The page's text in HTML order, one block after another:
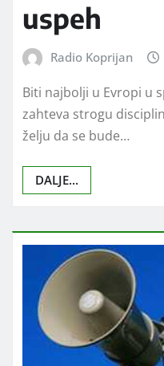
uspeh
Radio Koprijan
Biti najbolji u Evropi u
zahteva strogu
želju da se bude…
DALJE...